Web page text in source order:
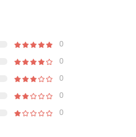
0
0
0
0
0